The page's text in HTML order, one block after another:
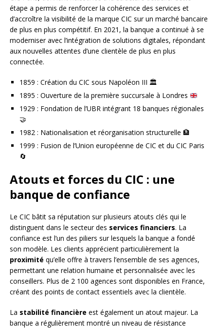
étape a permis de renforcer la cohérence des services et
d’accroître la visibilité de la marque CIC sur un marché bancaire
de plus en plus compétitif. En 2021, la banque a continué à se
moderniser avec l’intégration de solutions digitales, répondant
aux nouvelles attentes d’une clientèle de plus en plus
connectée.
1859 : Création du CIC sous Napoléon III 🏛️
1895 : Ouverture de la première succursale à Londres
1929 : Fondation de l’UBR intégrant 18 banques régionales
🤝
1982 : Nationalisation et réorganisation structurelle 🏦
1999 : Fusion de l’Union européenne de CIC et du CIC Paris
🔄
Atouts et forces du CIC : une
banque de confiance
Le CIC bâtit sa réputation sur plusieurs atouts clés qui le
distinguent dans le secteur des services financiers. La
confiance est l’un des piliers sur lesquels la banque a fondé
son modèle. Les clients apprécient particulièrement la
proximité qu’elle offre à travers l’ensemble de ses agences,
permettant une relation humaine et personnalisée avec les
conseillers. Plus de 2 100 agences sont disponibles en France,
créant des points de contact essentiels avec la clientèle.
La stabilité financière est également un atout majeur. La
banque a régulièrement montré un niveau de résistance